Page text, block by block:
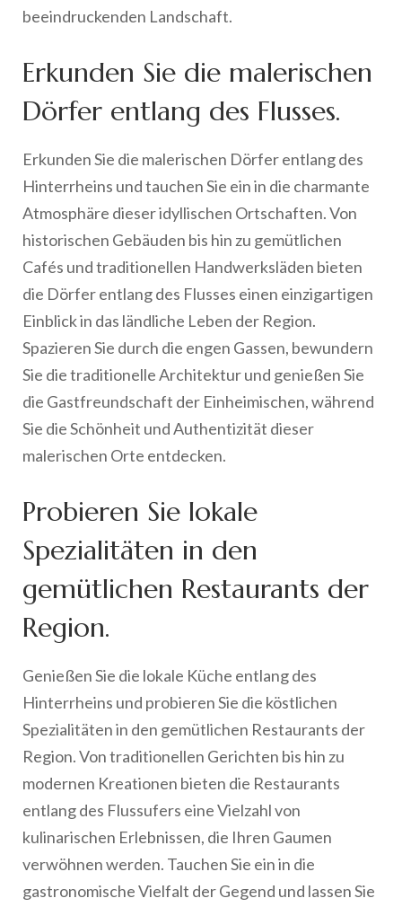
beeindruckenden Landschaft.
Erkunden Sie die malerischen
Dörfer entlang des Flusses.
Erkunden Sie die malerischen Dörfer entlang des
Hinterrheins und tauchen Sie ein in die charmante
Atmosphäre dieser idyllischen Ortschaften. Von
historischen Gebäuden bis hin zu gemütlichen
Cafés und traditionellen Handwerksläden bieten
die Dörfer entlang des Flusses einen einzigartigen
Einblick in das ländliche Leben der Region.
Spazieren Sie durch die engen Gassen, bewundern
Sie die traditionelle Architektur und genießen Sie
die Gastfreundschaft der Einheimischen, während
Sie die Schönheit und Authentizität dieser
malerischen Orte entdecken.
Probieren Sie lokale
Spezialitäten in den
gemütlichen Restaurants der
Region.
Genießen Sie die lokale Küche entlang des
Hinterrheins und probieren Sie die köstlichen
Spezialitäten in den gemütlichen Restaurants der
Region. Von traditionellen Gerichten bis hin zu
modernen Kreationen bieten die Restaurants
entlang des Flussufers eine Vielzahl von
kulinarischen Erlebnissen, die Ihren Gaumen
verwöhnen werden. Tauchen Sie ein in die
gastronomische Vielfalt der Gegend und lassen Sie